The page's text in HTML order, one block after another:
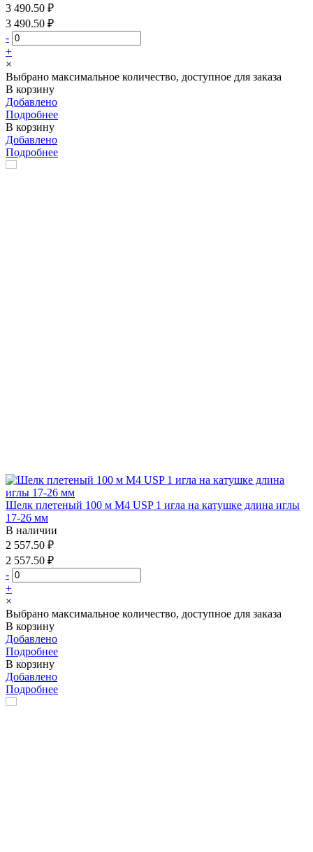
3 490.50 ₽
3 490.50 ₽
-
+
×
Выбрано максимальное количество, доступное для заказа
В корзину
Добавлено
Подробнее
В корзину
Добавлено
Подробнее
Шелк плетеный 100 м М4 USP 1 игла на катушке длина иглы
17-26 мм
В наличии
2 557.50 ₽
2 557.50 ₽
-
+
×
Выбрано максимальное количество, доступное для заказа
В корзину
Добавлено
Подробнее
В корзину
Добавлено
Подробнее